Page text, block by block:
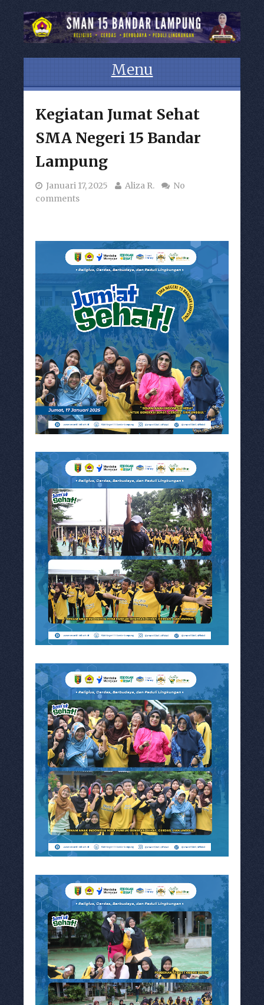
Menu
Kegiatan Jumat Sehat
SMA Negeri 15 Bandar
Lampung
Januari 17, 2025 Aliza R.
No
comments